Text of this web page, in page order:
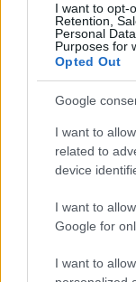
I want to opt-
Retention,
Personal
Purposes for
Opted Out
Google
I want to
related to
device
I want to
Google for
I want to